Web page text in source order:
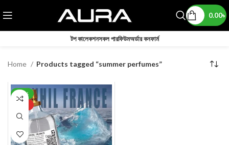
0.00৳
টপ কালেকশনসকল পারফিউমঅর্ডার কনফার্ম
Home Products tagged “summer perfumes”
-22%